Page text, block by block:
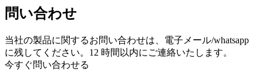
問い合わせ
当社の製品に関するお問い合わせは、電子メール/whatsapp
に残してください。12 時間以内にご連絡いたします。
今すぐ問い合わせる